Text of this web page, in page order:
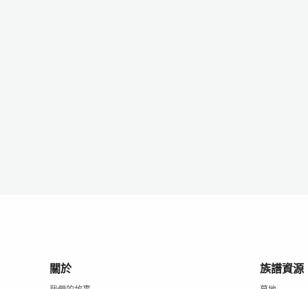
關於 族譜資源